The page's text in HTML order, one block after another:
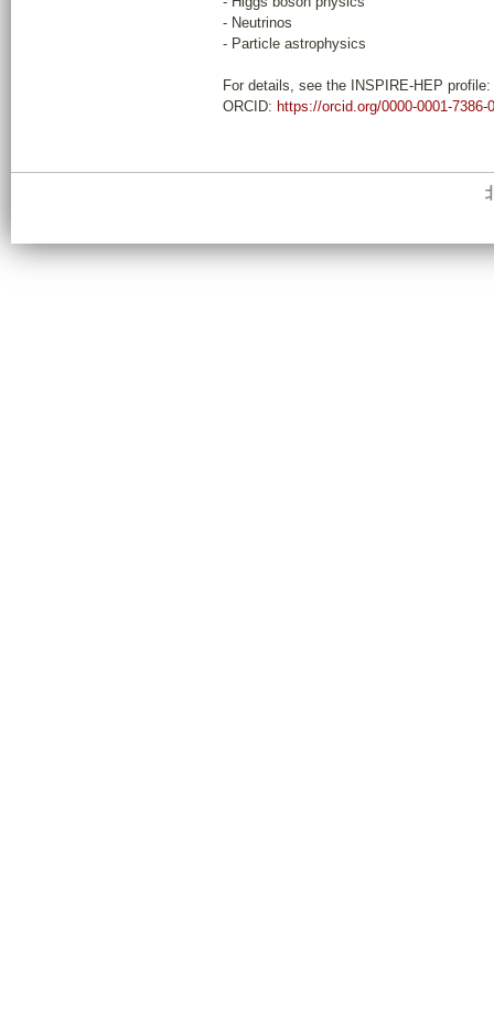
- Neutrinos
- Particle astrophysics
For details, see the INSPIRE-HEP profile:
ORCID: https://orcid.org/0000-0001-7386-